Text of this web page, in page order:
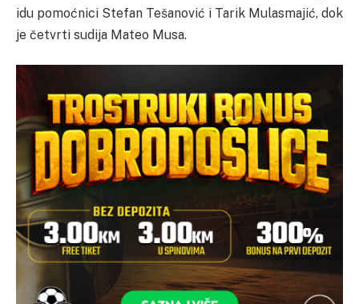
idu pomoćnici Stefan Tešanović i Tarik Mulasmajić, dok
je četvrti sudija Mateo Musa.